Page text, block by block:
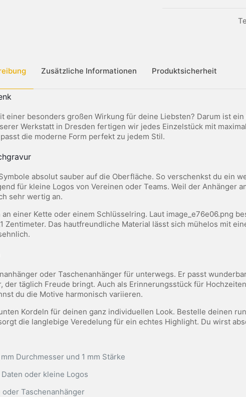
Zusätzliche Informationen Produktsicherheit
einer besonders großen Wirkung für deine Liebsten? Darum ist
Werkstatt in Dresden fertigen wir jedes Einzelstück mit
die moderne Form perfekt zu jedem Stil.
absolut sauber auf die Oberfläche. So verschenkst du ein
für kleine Logos von Vereinen oder Teams. Weil der Anhänger
sehr wertig an.
einer Kette oder einem Schlüsselring. Laut image_e76e06.png
Zentimeter. Das hautfreundliche Material lässt sich mühelos mit
oder Taschenanhänger für unterwegs. Er passt
täglich Freude bringt. Auch als Erinnerungsstück für
du die Motive harmonisch variieren.
Kordeln für deinen ganz individuellen Look. Bestelle deinen
die langlebige Veredelung für ein echtes Highlight. Du wirst
Durchmesser und 1 mm Stärke
oder kleine Logos
Taschenanhänger